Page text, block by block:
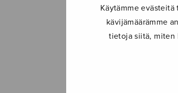
Käytämme
kävijämäärämme
tietoja siitä, miten
MUUT